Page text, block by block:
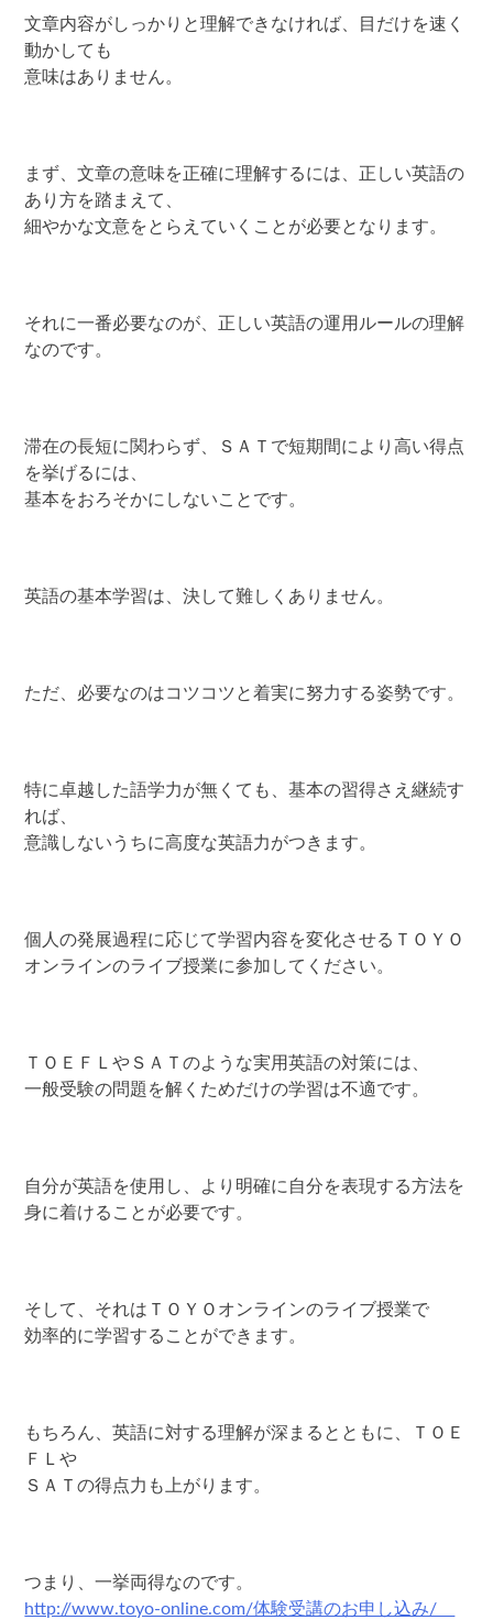
文章内容がしっかりと理解できなければ、目だけを速く
動かしても
意味はありません。
まず、文章の意味を正確に理解するには、正しい英語の
あり方を踏まえて、
細やかな文意をとらえていくことが必要となります。
それに一番必要なのが、正しい英語の運用ルールの理解
なのです。
滞在の長短に関わらず、ＳＡＴで短期間により高い得点
を挙げるには、
基本をおろそかにしないことです。
英語の基本学習は、決して難しくありません。
ただ、必要なのはコツコツと着実に努力する姿勢です。
特に卓越した語学力が無くても、基本の習得さえ継続す
れば、
意識しないうちに高度な英語力がつきます。
個人の発展過程に応じて学習内容を変化させるＴＯＹＯ
オンラインのライブ授業に参加してください。
ＴＯＥＦＬやＳＡＴのような実用英語の対策には、
一般受験の問題を解くためだけの学習は不適です。
自分が英語を使用し、より明確に自分を表現する方法を
身に着けることが必要です。
そして、それはＴＯＹＯオンラインのライブ授業で
効率的に学習することができます。
もちろん、英語に対する理解が深まるとともに、ＴＯＥ
ＦＬや
ＳＡＴの得点力も上がります。
つまり、一挙両得なのです。
http://www.toyo-online.com/体験受講のお申し込み/